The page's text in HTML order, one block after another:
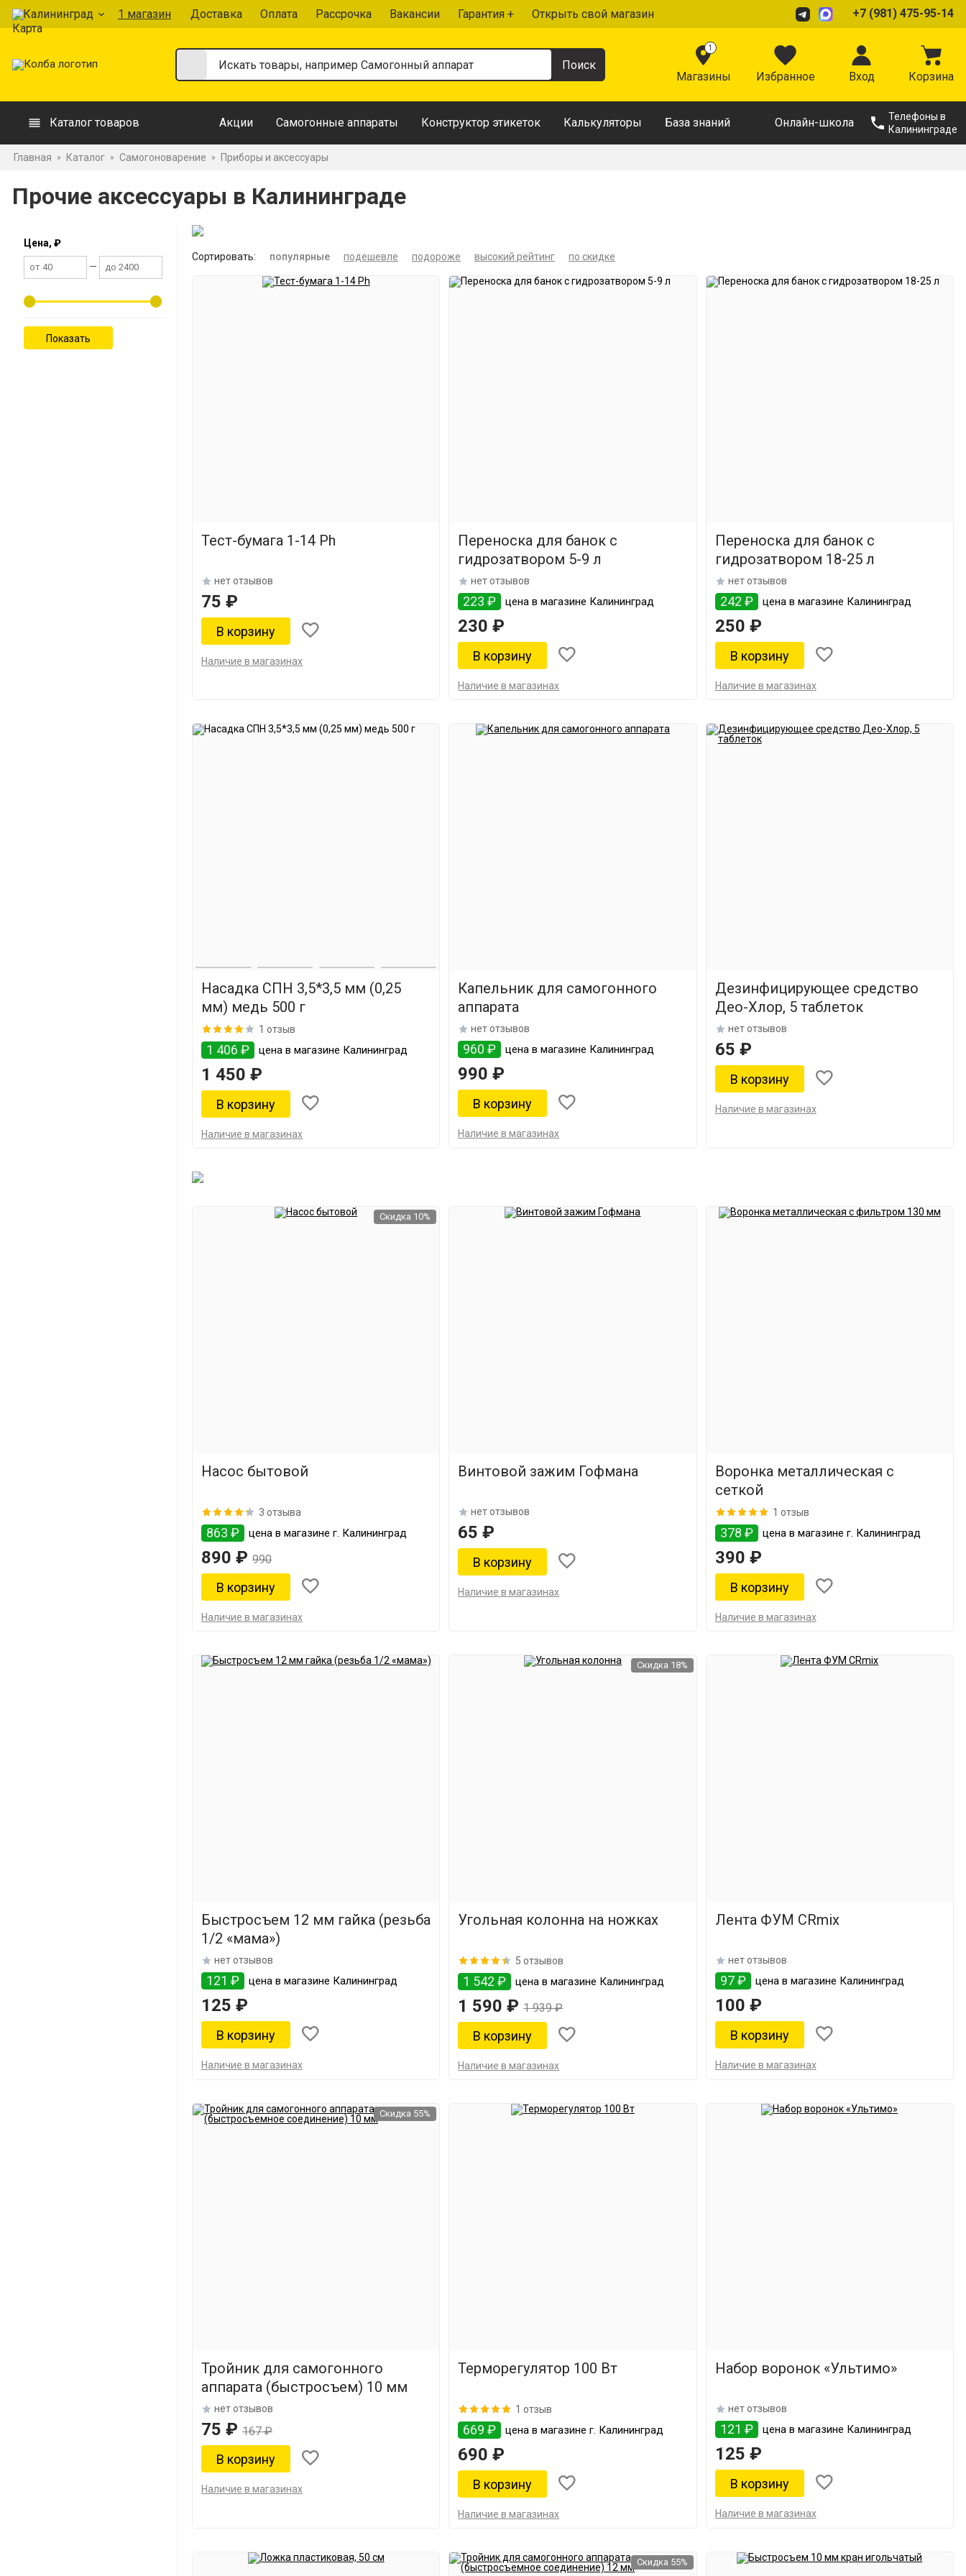
Калининград 1 магазин Доставка Оплата Рассрочка Вакансии Гарантия + Открыть свой магазин +7 (981) 475-95-14
1
Магазины Избранное Вход Корзина
Каталог товаров Акции Самогонные аппараты Конструктор этикеток Калькуляторы База знаний Онлайн-школа
Телефоны в
Калининграде
Главная » Каталог » Самогоноварение » Приборы и аксессуары
Прочие аксессуары в Калининграде
Цена, ₽
—
Сортировать: популярные подешевле подороже высокий рейтинг по скидке
Тест-бумага 1-14 Ph
нет отзывов
75 ₽
Наличие в магазинах
Переноска для банок с
гидрозатвором 5-9 л
нет отзывов
223 ₽ цена в магазине Калининград
230 ₽
Наличие в магазинах
Переноска для банок с
гидрозатвором 18-25 л
нет отзывов
242 ₽ цена в магазине Калининград
250 ₽
Наличие в магазинах
Насадка СПН 3,5*3,5 мм (0,25
мм) медь 500 г
1 отзыв
1 406 ₽ цена в магазине Калининград
1 450 ₽
Наличие в магазинах
Капельник для самогонного
аппарата
нет отзывов
960 ₽ цена в магазине Калининград
990 ₽
Наличие в магазинах
Дезинфицирующее средство
Део-Хлор, 5 таблеток
нет отзывов
65 ₽
Наличие в магазинах
Скидка 10%
Насос бытовой
3 отзыва
863 ₽ цена в магазине г. Калининград
890 ₽ 990
Наличие в магазинах
Винтовой зажим Гофмана
нет отзывов
65 ₽
Наличие в магазинах
Воронка металлическая с
сеткой
1 отзыв
378 ₽ цена в магазине г. Калининград
390 ₽
Наличие в магазинах
Быстросъем 12 мм гайка (резьба
1/2 «мама»)
нет отзывов
121 ₽ цена в магазине Калининград
125 ₽
Наличие в магазинах
Скидка 18%
Угольная колонна на ножках
5 отзывов
1 542 ₽ цена в магазине Калининград
1 590 ₽ 1 939 ₽
Наличие в магазинах
Лента ФУМ CRmix
нет отзывов
97 ₽ цена в магазине Калининград
100 ₽
Наличие в магазинах
Скидка 55%
Тройник для самогонного
аппарата (быстросъем) 10 мм
нет отзывов
75 ₽ 167 ₽
Наличие в магазинах
Терморегулятор 100 Вт
1 отзыв
669 ₽ цена в магазине г. Калининград
690 ₽
Наличие в магазинах
Набор воронок «Ультимо»
нет отзывов
121 ₽ цена в магазине Калининград
125 ₽
Наличие в магазинах
Скидка 55%